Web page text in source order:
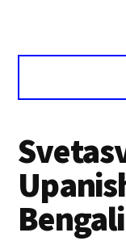
Voice
Vivekananda
Bengali